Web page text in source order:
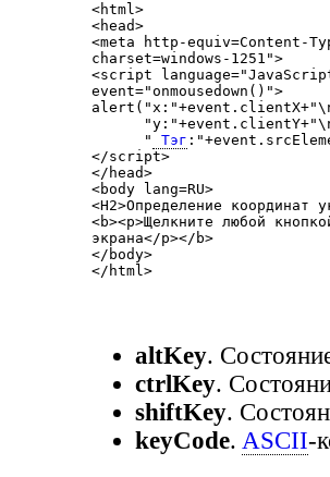
<html>
<head>
<meta http-equiv=Content-
charset=windows-1251">
<script
event="onmousedown()">
      "
Тэг
</script>
</head>
<body lang=RU>
<H2>Определение координат
<b><p>Щелкните любой
экрана</p></b>
</body>
</html>
altKey.
ctrlKey.
shiftKey.
keyCode. ASCII-